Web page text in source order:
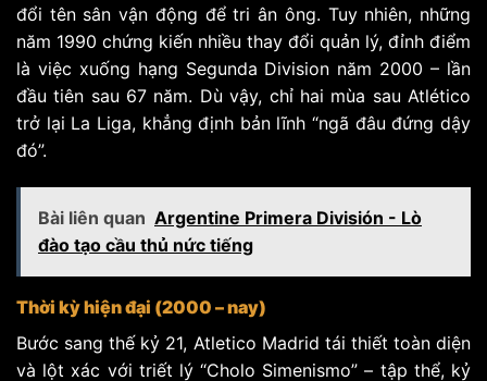
đổi tên sân vận động để tri ân ông. Tuy nhiên, những
năm 1990 chứng kiến nhiều thay đổi quản lý, đỉnh điểm
là việc xuống hạng Segunda Division năm 2000 – lần
đầu tiên sau 67 năm. Dù vậy, chỉ hai mùa sau Atlético
trở lại La Liga, khẳng định bản lĩnh “ngã đâu đứng dậy
đó”.
Bài liên quan Argentine Primera División - Lò
đào tạo cầu thủ nức tiếng
Thời kỳ hiện đại (2000 – nay)
Bước sang thế kỷ 21, Atletico Madrid tái thiết toàn diện
và lột xác với triết lý “Cholo Simenismo” – tập thể, kỷ